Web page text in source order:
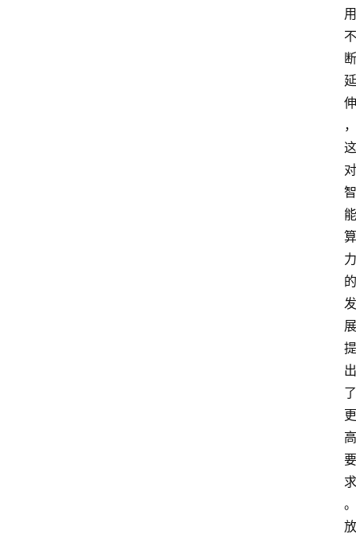
用
不
断
延
伸
，
这
对
智
能
算
力
的
发
展
提
出
了
更
高
要
求
。
放